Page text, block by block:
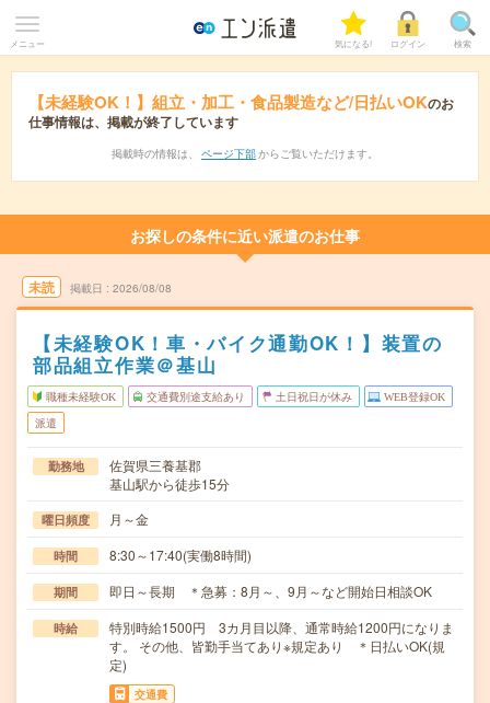
メニュー 気になる! ログイン 検索
【未経験OK！】組立・加工・食品製造など/日払いOKのお
仕事情報は、掲載が終了しています
掲載時の情報は、 ページ下部 からご覧いただけます。
お探しの条件に近い派遣のお仕事
未読 掲載日 2026/08/08
【未経験OK！車・バイク通勤OK！】装置の
部品組立作業＠基山
職種未経験OK 交通費別途支給あり 土日祝日が休み WEB登録OK
派遣
勤務地
佐賀県三養基郡
基山駅から徒歩15分
曜日頻度 月～金
時間 8:30～17:40(実働8時間)
期間 即日～長期 ＊急募：8月～、9月～など開始日相談OK
時給
特別時給1500円 3カ月目以降、通常時給1200円になりま
す。 その他、皆勤手当てあり※規定あり ＊日払いOK(規
定)
交通費